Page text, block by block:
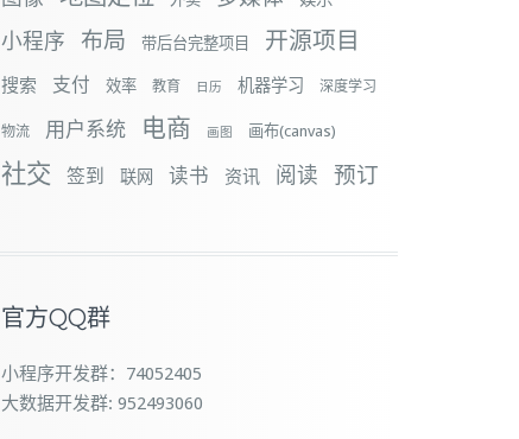
小程序 布局 带后台完整项目 开源项目
搜索 支付 效率 教育 日历 机器学习 深度学习
物流 用户系统 电商 画图 画布(canvas)
社交 签到 联网 读书 资讯 阅读 预订
官方QQ群
小程序开发群：74052405
大数据开发群: 952493060